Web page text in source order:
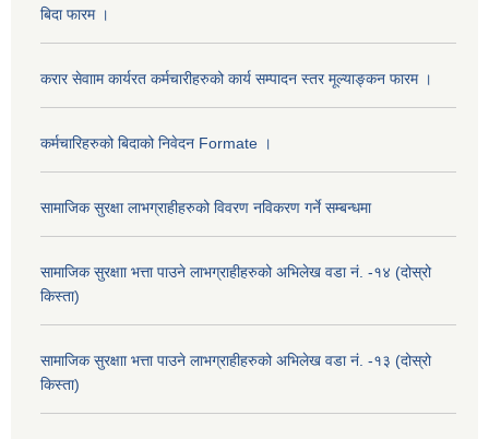
बिदा फारम ।
करार सेवााम कार्यरत कर्मचारीहरुको कार्य सम्पादन स्तर मूल्याङ्कन फारम ।
कर्मचारिहरुको बिदाको निवेदन Formate ।
सामाजिक सुरक्षा लाभग्राहीहरुको विवरण नविकरण गर्ने सम्बन्धमा
सामाजिक सुरक्षाा भत्ता पाउने लाभग्राहीहरुको अभिलेख वडा नं. -१४ (दोस्रो
किस्ता)
सामाजिक सुरक्षाा भत्ता पाउने लाभग्राहीहरुको अभिलेख वडा नं. -१३ (दोस्रो
किस्ता)